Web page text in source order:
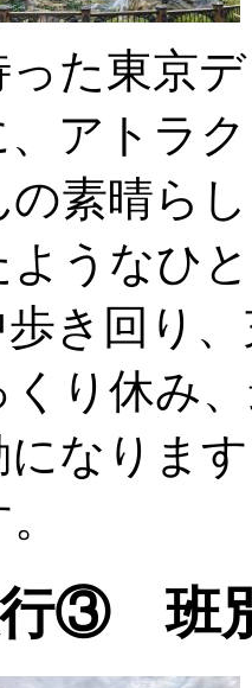
った東京
、アトラ
の素晴ら
うなひ
き回り
り休み
になりま
行③ 班